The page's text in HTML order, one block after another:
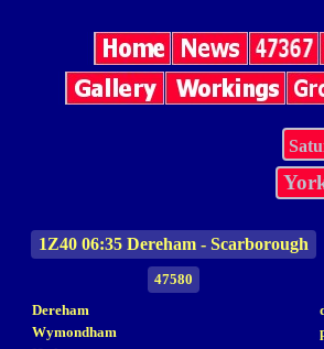
1Z40 06:35 Dereham - Scarborough
47580
Dereham
Wymondham